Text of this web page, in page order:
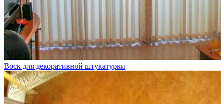
Воск для декоративной штукатурки